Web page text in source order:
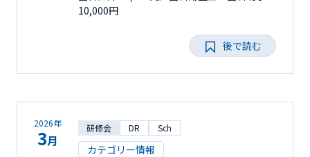
10,000円
後で読む
2026年
3月
研修会 DR Sch
カテゴリー情報